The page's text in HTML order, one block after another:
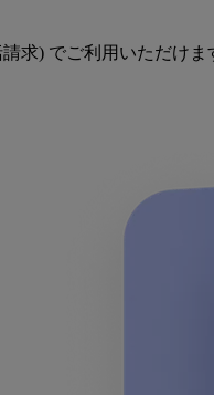
求) でご利用いただけま